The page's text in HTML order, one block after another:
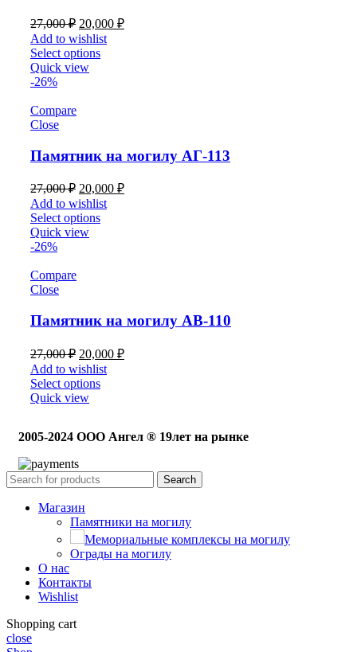
27,000₽ 20,000 ₽
Add to wishlist
Select options
Quick view
-26%
Compare
Close
Памятник на могилу АГ-113
27,000₽ 20,000 ₽
Add to wishlist
Select options
Quick view
-26%
Compare
Close
Памятник на могилу АВ-110
27,000₽ 20,000 ₽
Add to wishlist
Select options
Quick view
2005-2024 ООО Ангел ® 19лет на рынке
Search
Магазин
Памятники на могилу
Мемориальные комплексы на могилу
Ограды на могилу
О нас
Контакты
Wishlist
Shopping cart
close